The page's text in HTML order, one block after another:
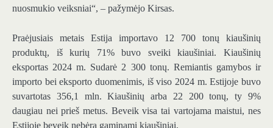
nuosmukio veiksniai“, – pažymėjo Kirsas.
Praėjusiais metais Estija importavo 12 700 tonų kiaušinių
produktų, iš kurių 71% buvo sveiki kiaušiniai. Kiaušinių
eksportas 2024 m. Sudarė 2 300 tonų. Remiantis gamybos ir
importo bei eksporto duomenimis, iš viso 2024 m. Estijoje buvo
suvartotas 356,1 mln. Kiaušinių arba 22 200 tonų, ty 9%
daugiau nei prieš metus. Beveik visa tai vartojama maistui, nes
Estijoje beveik nebėra gaminami kiaušiniai.